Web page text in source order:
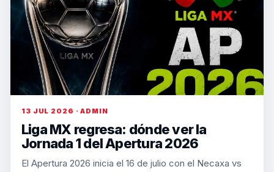
13 JUL 2026 · ADMIN
Liga MX regresa: dónde ver la
Jornada 1 del Apertura 2026
El Apertura 2026 inicia el 16 de julio con el Necaxa vs